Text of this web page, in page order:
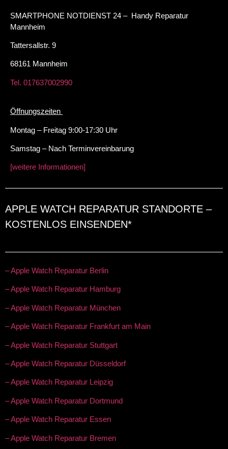
SMARTPHONE NOTDIENST 24 – Handy Reparatur
Mannheim
Tattersallstr. 9
68161 Mannheim
Tel. 017637002990
Öffnungszeiten
Montag – Freitag 9:00-17:30 Uhr
Samstag – Nach Terminvereinbarung
[weitere Informationen]
APPLE WATCH REPARATUR STANDORTE –
KOSTENLOS EINSENDEN*
– Apple Watch Reparatur Berlin
– Apple Watch Reparatur Hamburg
– Apple Watch Reparatur München
– Apple Watch Reparatur Frankfurt am Main
– Apple Watch Reparatur Stuttgart
– Apple Watch Reparatur Düsseldorf
– Apple Watch Reparatur Leipzig
– Apple Watch Reparatur Dortmund
– Apple Watch Reparatur Essen
– Apple Watch Reparatur Bremen